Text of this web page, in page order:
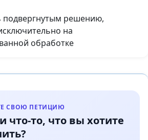
подвергнутым решению,
на
обработке
СВОЮ ПЕТИЦИЮ
что-то, что вы хотите